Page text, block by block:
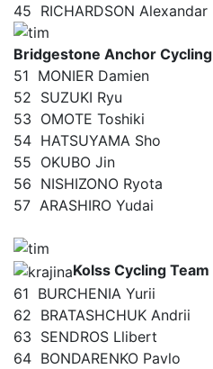
45 RICHARDSON Alexandar
Bridgestone Anchor Cycling
51 MONIER Damien
52 SUZUKI Ryu
53 OMOTE Toshiki
54 HATSUYAMA Sho
55 OKUBO Jin
56 NISHIZONO Ryota
57 ARASHIRO Yudai
Kolss Cycling Team
61 BURCHENIA Yurii
62 BRATASHCHUK Andrii
63 SENDROS Llibert
64 BONDARENKO Pavlo